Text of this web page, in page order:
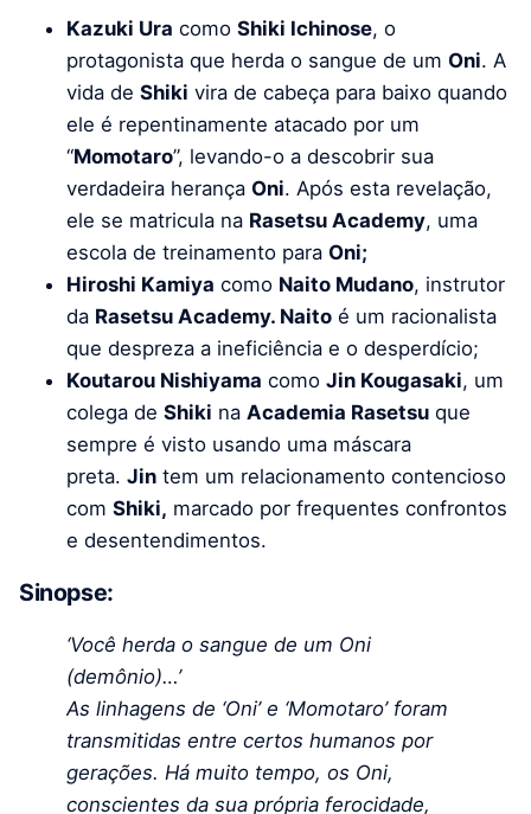
Kazuki Ura como Shiki Ichinose, o
protagonista que herda o sangue de um Oni. A
vida de Shiki vira de cabeça para baixo quando
ele é repentinamente atacado por um
“Momotaro”, levando-o a descobrir sua
verdadeira herança Oni. Após esta revelação,
ele se matricula na Rasetsu Academy, uma
escola de treinamento para Oni;
Hiroshi Kamiya como Naito Mudano, instrutor
da Rasetsu Academy. Naito é um racionalista
que despreza a ineficiência e o desperdício;
Koutarou Nishiyama como Jin Kougasaki, um
colega de Shiki na Academia Rasetsu que
sempre é visto usando uma máscara
preta. Jin tem um relacionamento contencioso
com Shiki, marcado por frequentes confrontos
e desentendimentos.
Sinopse:
‘Você herda o sangue de um Oni
(demônio)…’
As linhagens de ‘Oni’ e ‘Momotaro’ foram
transmitidas entre certos humanos por
gerações. Há muito tempo, os Oni,
conscientes da sua própria ferocidade,